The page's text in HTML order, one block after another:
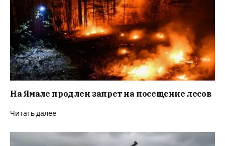
На Ямале продлен запрет на посещение лесов
Читать далее